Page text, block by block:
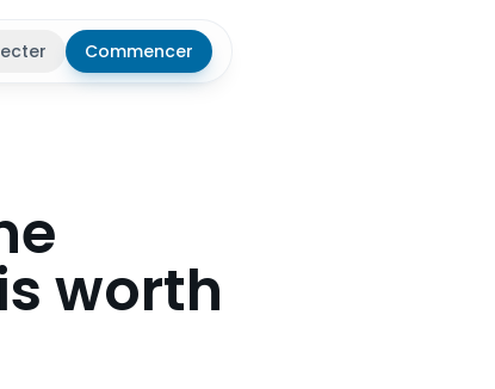
Commencer
worth